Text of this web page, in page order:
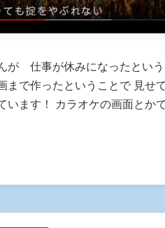
が 仕事が休みになったとい
で作ったということで 見せ
います！ カラオケの画面とか